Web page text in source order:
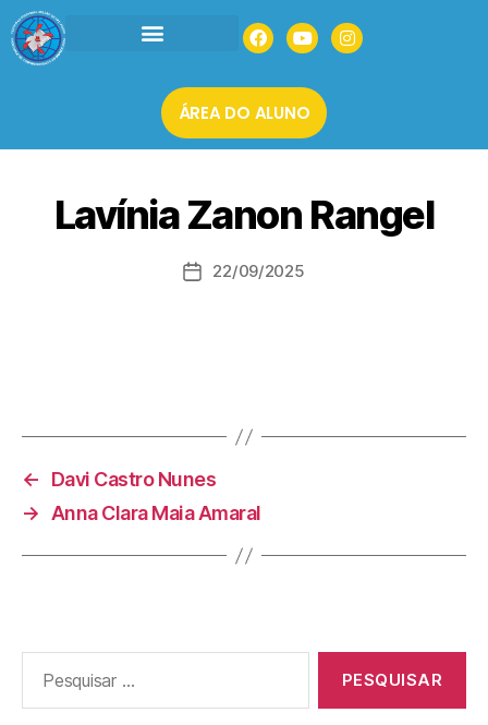
ÁREA DO ALUNO
Lavínia Zanon Rangel
22/09/2025
←
Davi Castro Nunes
→
Anna Clara Maia Amaral